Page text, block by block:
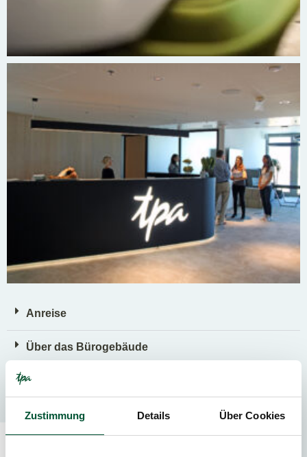
Zustimmung Details Über Cookies
Anreise
Über das Bürogebäude